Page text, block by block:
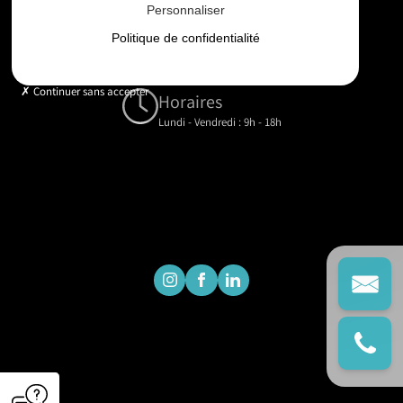
contact@gd-drones-services.fr
Horaires
Lundi - Vendredi : 9h - 18h
Personnaliser
Politique de confidentialité
Continuer sans accepter